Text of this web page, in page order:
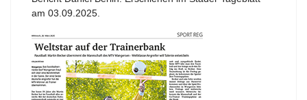
am 03.09.2025.